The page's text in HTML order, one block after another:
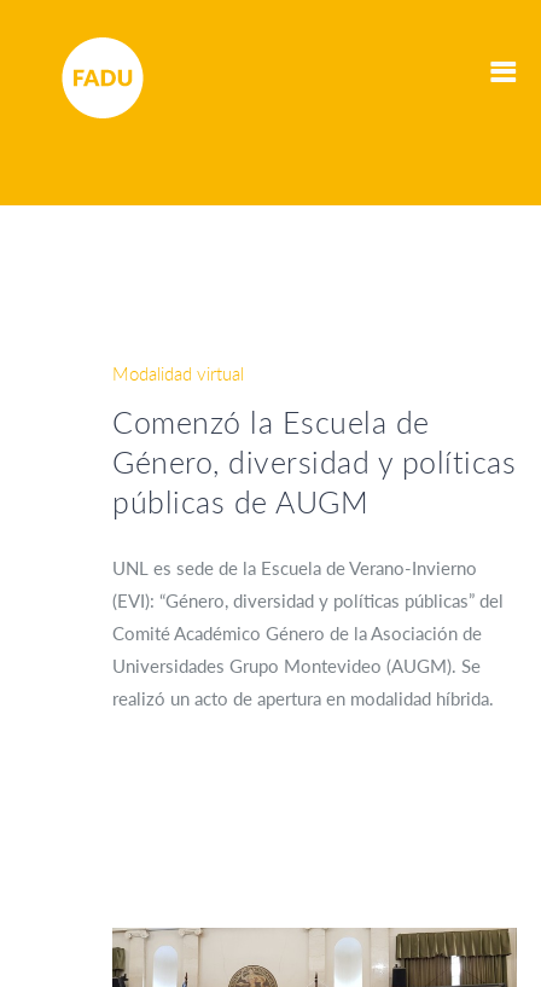
Modalidad virtual
Comenzó la Escuela de
Género, diversidad y políticas
públicas de AUGM
UNL es sede de la Escuela de Verano-Invierno
(EVI): “Género, diversidad y políticas públicas” del
Comité Académico Género de la Asociación de
Universidades Grupo Montevideo (AUGM). Se
realizó un acto de apertura en modalidad híbrida.